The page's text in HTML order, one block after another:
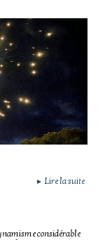
► Lire la suite
considérable